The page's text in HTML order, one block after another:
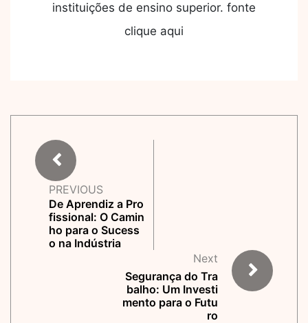
instituições de ensino superior. fonte
clique aqui
PREVIOUS
De Aprendiz a Pro
fissional: O Camin
ho para o Sucess
o na Indústria
Next
Segurança do Tra
balho: Um Investi
mento para o Futu
ro